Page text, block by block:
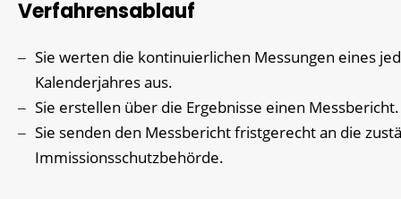
Verfahrensablauf
Sie werten die kontinuierlichen Messungen eines
Kalenderjahres aus.
Sie erstellen über die Ergebnisse einen Messbericht.
Sie senden den Messbericht fristgerecht an die
Immissionsschutzbehörde.